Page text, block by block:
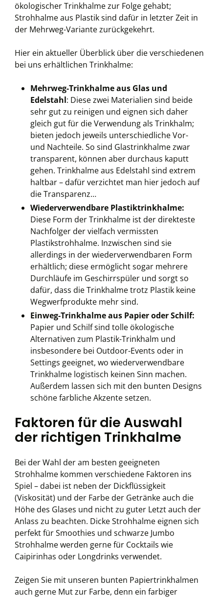
ökologischer Trinkhalme zur Folge gehabt;
Strohhalme aus Plastik sind dafür in letzter Zeit in
der Mehrweg-Variante zurückgekehrt.
Hier ein aktueller Überblick über die verschiedenen
bei uns erhältlichen Trinkhalme:
Mehrweg-Trinkhalme aus Glas und
Edelstahl: Diese zwei Materialien sind beide
sehr gut zu reinigen und eignen sich daher
gleich gut für die Verwendung als Trinkhalm;
bieten jedoch jeweils unterschiedliche Vor-
und Nachteile. So sind Glastrinkhalme zwar
transparent, können aber durchaus kaputt
gehen. Trinkhalme aus Edelstahl sind extrem
haltbar – dafür verzichtet man hier jedoch auf
die Transparenz…
Wiederverwendbare Plastiktrinkhalme:
Diese Form der Trinkhalme ist der direkteste
Nachfolger der vielfach vermissten
Plastikstrohhalme. Inzwischen sind sie
allerdings in der wiederverwendbaren Form
erhältlich; diese ermöglicht sogar mehrere
Durchläufe im Geschirrspüler und sorgt so
dafür, dass die Trinkhalme trotz Plastik keine
Wegwerfprodukte mehr sind.
Einweg-Trinkhalme aus Papier oder Schilf:
Papier und Schilf sind tolle ökologische
Alternativen zum Plastik-Trinkhalm und
insbesondere bei Outdoor-Events oder in
Settings geeignet, wo wiederverwendbare
Trinkhalme logistisch keinen Sinn machen.
Außerdem lassen sich mit den bunten Designs
schöne farbliche Akzente setzen.
Faktoren für die Auswahl
der richtigen Trinkhalme
Bei der Wahl der am besten geeigneten
Strohhalme kommen verschiedene Faktoren ins
Spiel – dabei ist neben der Dickflüssigkeit
(Viskosität) und der Farbe der Getränke auch die
Höhe des Glases und nicht zu guter Letzt auch der
Anlass zu beachten. Dicke Strohhalme eignen sich
perfekt für Smoothies und schwarze Jumbo
Strohhalme werden gerne für Cocktails wie
Caipirinhas oder Longdrinks verwendet.
Zeigen Sie mit unseren bunten Papiertrinkhalmen
auch gerne Mut zur Farbe, denn ein farbiger